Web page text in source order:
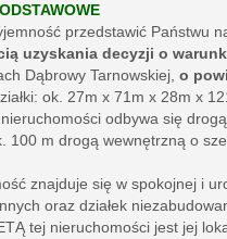
przedstawić Państwu
uzyskania decyzji o
Dąbrowy Tarnowskiej, o
ok. 27m x 71m x 28m x
odbywa się
100 m drogą wewnętrzną o
znajduje się w spokojnej i
oraz działek
tej nieruchomości jest jej